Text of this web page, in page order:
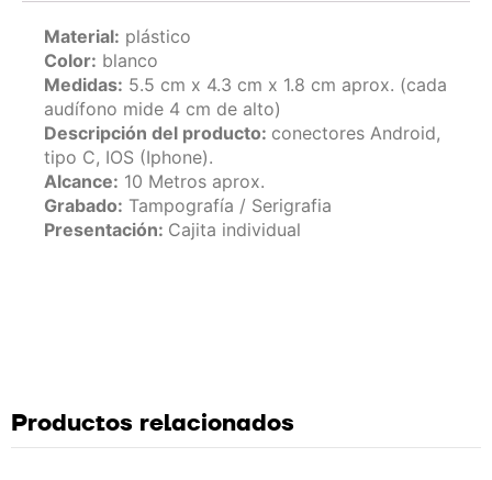
Material: plástico
Color: blanco
Medidas: 5.5 cm x 4.3 cm x 1.8 cm aprox. (cada
audífono mide 4 cm de alto)
Descripción del producto: conectores Android,
tipo C, IOS (Iphone).
Alcance: 10 Metros aprox.
Grabado: Tampografía / Serigrafia
Presentación: Cajita individual
Productos relacionados